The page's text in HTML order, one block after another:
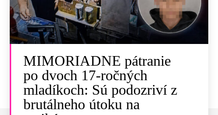
MIMORIADNE pátranie
po dvoch 17-ročných
mladíkoch: Sú podozriví z
brutálneho útoku na